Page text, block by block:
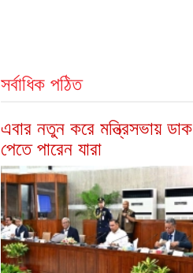
সর্বাধিক পঠিত
এবার নতুন করে মন্ত্রিসভায় ডাক
পেতে পারেন যারা